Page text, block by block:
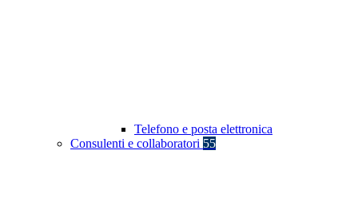
Telefono e posta elettronica
Consulenti e collaboratori 55